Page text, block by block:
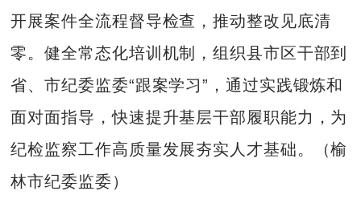
开展案件全流程督导检查，推动整改见底清
零。健全常态化培训机制，组织县市区干部到
省、市纪委监委“跟案学习”，通过实践锻炼和
面对面指导，快速提升基层干部履职能力，为
纪检监察工作高质量发展夯实人才基础。（榆
林市纪委监委）